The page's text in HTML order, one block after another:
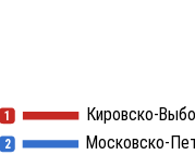
Кировско-
Московско-
1
2
1
2